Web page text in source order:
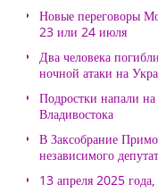
Новые переговоры
23 или 24 июля
Два человека
ночной атаки на
Подростки напали на
Владивостока
В Заксобрание
независимого
13 апреля 2025